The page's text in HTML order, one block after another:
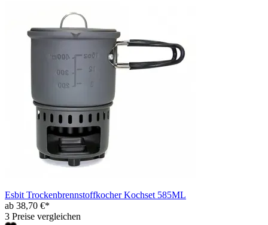
Esbit Trockenbrennstoffkocher Kochset 585ML
ab 38,70 €*
3 Preise vergleichen